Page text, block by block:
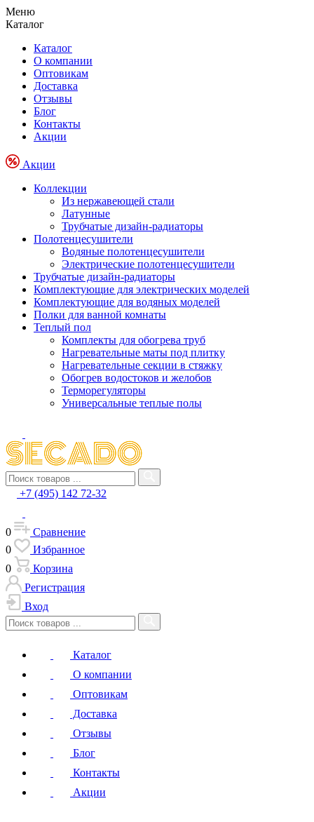
Меню
Каталог
Каталог
О компании
Оптовикам
Доставка
Отзывы
Блог
Контакты
Акции
Акции
Коллекции
Из нержавеющей стали
Латунные
Трубчатые дизайн-радиаторы
Полотенцесушители
Водяные полотенцесушители
Электрические полотенцесушители
Трубчатые дизайн-радиаторы
Комплектующие для электрических моделей
Комплектующие для водяных моделей
Полки для ванной комнаты
Теплый пол
Комплекты для обогрева труб
Нагревательные маты под плитку
Нагревательные секции в стяжку
Обогрев водостоков и желобов
Терморегуляторы
Универсальные теплые полы
+7 (495) 142 72-32
0
Сравнение
0
Избранное
0
Корзина
Регистрация
Вход
Каталог
О компании
Оптовикам
Доставка
Отзывы
Блог
Контакты
Акции